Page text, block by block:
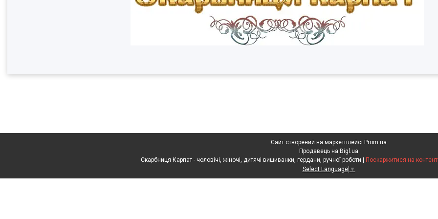
Сайт створений на маркетплейсі Prom.ua
Продавець на Bigl.ua
Поскаржитися на контент
Select Language ▼